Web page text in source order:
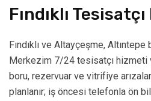
Fındıklı
Fındıklı ve Altayçeşme,
Merkezim 7/24 tesisatçı hizmeti
boru, rezervuar ve vitrifiye
planlanır; iş öncesi telefonla ön